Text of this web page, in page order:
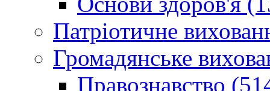
Патріотичне
Громадянське
Правознавство